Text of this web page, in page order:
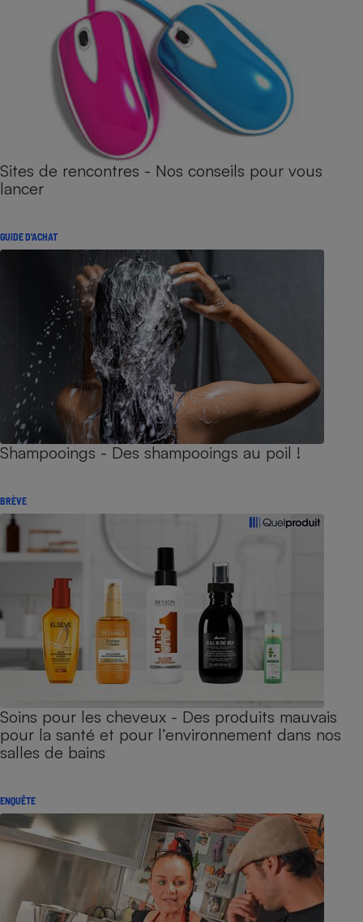
Sites de rencontres - Nos conseils pour vous
lancer
GUIDE D'ACHAT
Shampooings - Des shampooings au poil !
BRÈVE
Soins pour les cheveux - Des produits mauvais
pour la santé et pour l’environnement dans nos
salles de bains
ENQUÊTE